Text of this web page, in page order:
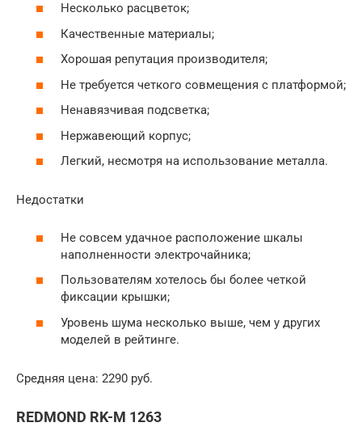
Несколько расцветок;
Качественные материалы;
Хорошая репутация производителя;
Не требуется четкого совмещения с платформой;
Ненавязчивая подсветка;
Нержавеющий корпус;
Легкий, несмотря на использование металла.
Недостатки
Не совсем удачное расположение шкалы
наполненности электрочайника;
Пользователям хотелось бы более четкой
фиксации крышки;
Уровень шума несколько выше, чем у других
моделей в рейтинге.
Средняя цена: 2290 руб.
REDMOND RK-M 1263